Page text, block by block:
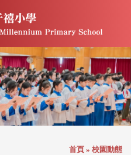
首頁 » 校園動態